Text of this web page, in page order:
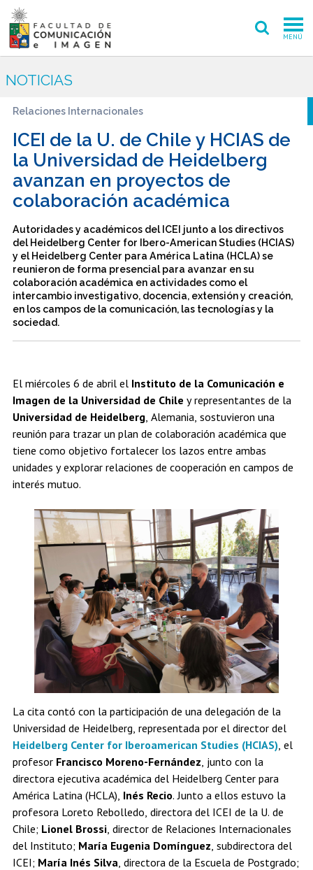
MENÚ
POSTGRADO
INVESTIGACIÓN CREACIÓN
EXTENSIÓN
INTERNACIONAL
ADMISIÓN
PERIODISMO CINE Y TV
Estudiantes
NOTICIAS
Relaciones Internacionales
ICEI de la U. de Chile y HCIAS de
la Universidad de Heidelberg
avanzan en proyectos de
colaboración académica
Autoridades y académicos del ICEI junto a los directivos
del Heidelberg Center for Ibero-American Studies (HCIAS)
y el Heidelberg Center para América Latina (HCLA) se
reunieron de forma presencial para avanzar en su
colaboración académica en actividades como el
intercambio investigativo, docencia, extensión y creación,
en los campos de la comunicación, las tecnologías y la
sociedad.
El miércoles 6 de abril el Instituto de la Comunicación e
Imagen de la Universidad de Chile y representantes de la
Universidad de Heidelberg, Alemania, sostuvieron una
reunión para trazar un plan de colaboración académica que
tiene como objetivo fortalecer los lazos entre ambas
unidades y explorar relaciones de cooperación en campos de
interés mutuo.
La cita contó con la participación de una delegación de la
Universidad de Heidelberg, representada por el director del
Heidelberg Center for Iberoamerican Studies (HCIAS), el
profesor Francisco Moreno-Fernández , junto con la
directora ejecutiva académica del Heidelberg Center para
América Latina (HCLA), Inés Recio. Junto a ellos estuvo la
profesora Loreto Rebolledo, directora del ICEI de la U. de
Chile; Lionel Brossi, director de Relaciones Internacionales
del Instituto; María Eugenia Domínguez , subdirectora del
ICEI; María Inés Silva , directora de la Escuela de Postgrado;